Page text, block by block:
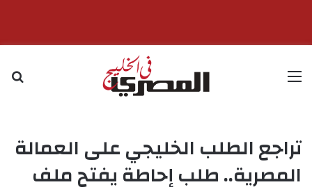
القائمة
تراجع الطلب الخليجي على العمالة
المصرية.. طلب إحاطة يفتح ملف